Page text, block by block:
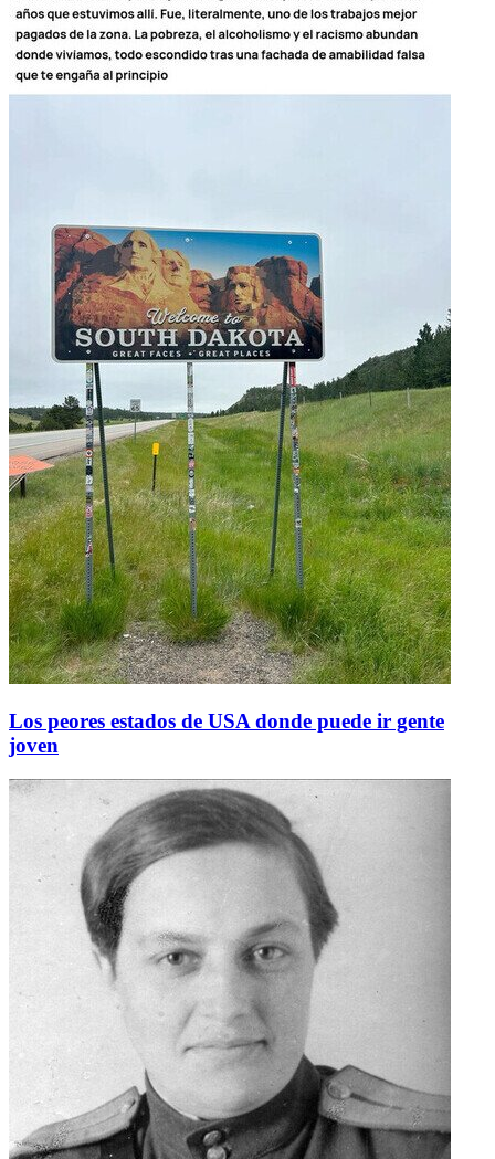
Los peores estados de USA donde puede ir gente
joven